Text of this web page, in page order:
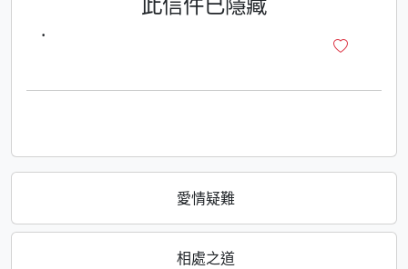
愛情疑難
相處之道
·